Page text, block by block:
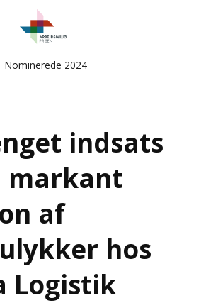
Nominerede 2024
indsats
af
hos
Logistik